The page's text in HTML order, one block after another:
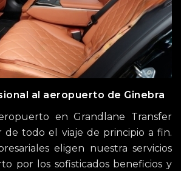
al aeropuerto de Ginebra
en Grandlane Transfer
de todo el viaje de principio a fin.
eligen nuestra servicios
por los sofisticados beneficios y